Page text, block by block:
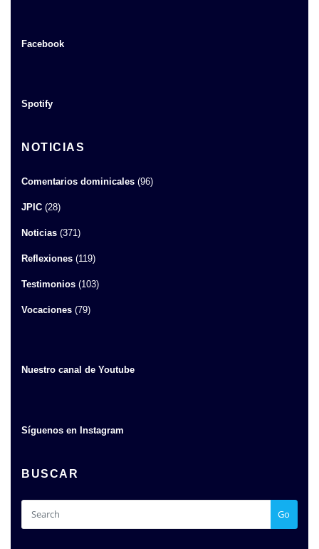
Facebook
Spotify
NOTICIAS
Comentarios dominicales (96)
JPIC (28)
Noticias (371)
Reflexiones (119)
Testimonios (103)
Vocaciones (79)
Nuestro canal de Youtube
Síguenos en Instagram
BUSCAR
Go